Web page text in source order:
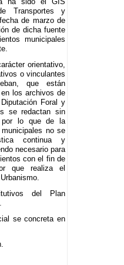
Transportes y
de marzo de
de dicha fuente
municipales
orientativo,
o vinculantes
que están
los archivos de
Foral y
se redactan sin
por lo que de la
no se
continua y
necesario para
con el fin de
que realiza el
del Plan
se concreta en